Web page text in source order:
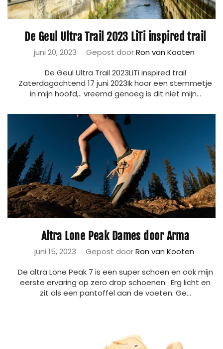
De Geul Ultra Trail 2023 LiTi inspired trail
juni 20, 2023 Gepost doorRon van Kooten
De Geul Ultra Trail 2023LiTi inspired trail
Zaterdagochtend 17 juni 2023Ik hoor een stemmetje
in mijn hoofd,.. vreemd genoeg is dit niet mijn...
Altra Lone Peak Dames door Arma
juni 15, 2023 Gepost doorRon van Kooten
De altra Lone Peak 7 is een super schoen en ook mijn
eerste ervaring op zero drop schoenen. Erg licht en
zit als een pantoffel aan de voeten. Ge...